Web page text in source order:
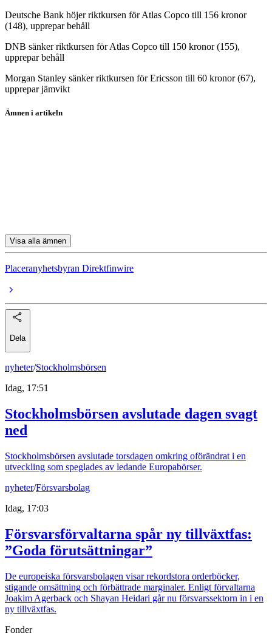
Deutsche Bank höjer riktkursen för Atlas Copco till 156 kronor
(148), upprepar behåll
DNB sänker riktkursen för Atlas Copco till 150 kronor (155),
upprepar behåll
Morgan Stanley sänker riktkursen för Ericsson till 60 kronor (67),
upprepar jämvikt
Ämnen i artikeln
Visa alla ämnen
Placeranyhetsbyran Direktfinwire
Dela
nyheter/Stockholmsbörsen
Idag, 17:51
Stockholmsbörsen avslutade dagen svagt
ned
Stockholmsbörsen avslutade torsdagen omkring oförändrat i en
utveckling som speglades av ledande Europabörser.
nyheter/Försvarsbolag
Idag, 17:03
Försvarsförvaltarna spår ny tillväxtfas:
”Goda förutsättningar”
De europeiska försvarsbolagen visar rekordstora orderböcker,
stigande omsättning och förbättrade marginaler. Enligt förvaltarna
Joakim Agerback och Shayan Heidari går nu försvarssektorn in i en
ny tillväxtfas.
Fonder